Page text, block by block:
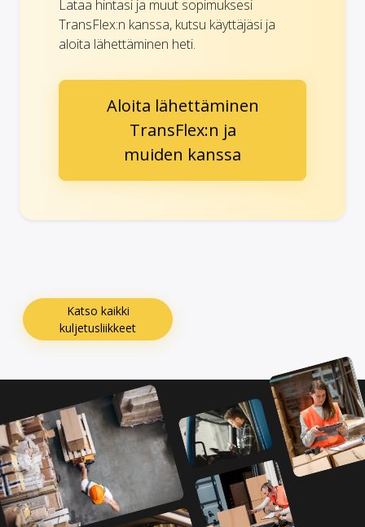
Lataa hintasi ja muut sopimuksesi
TransFlex:n kanssa, kutsu käyttäjäsi ja
aloita lähettäminen heti.
Aloita lähettäminen
TransFlex:n ja
muiden kanssa
Katso kaikki
kuljetusliikkeet